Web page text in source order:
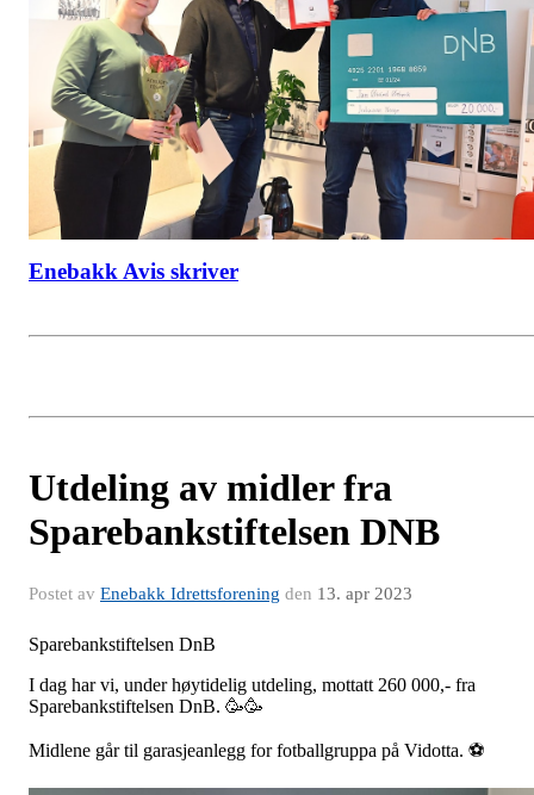
Enebakk Avis skriver
Utdeling av midler fra
Sparebankstiftelsen DNB
Postet av Enebakk Idrettsforening den 13. apr 2023
Sparebankstiftelsen DnB
I dag har vi, under høytidelig utdeling, mottatt 260 000,- fra
Sparebankstiftelsen DnB. 🥳🥳
Midlene går til garasjeanlegg for fotballgruppa på Vidotta. ⚽